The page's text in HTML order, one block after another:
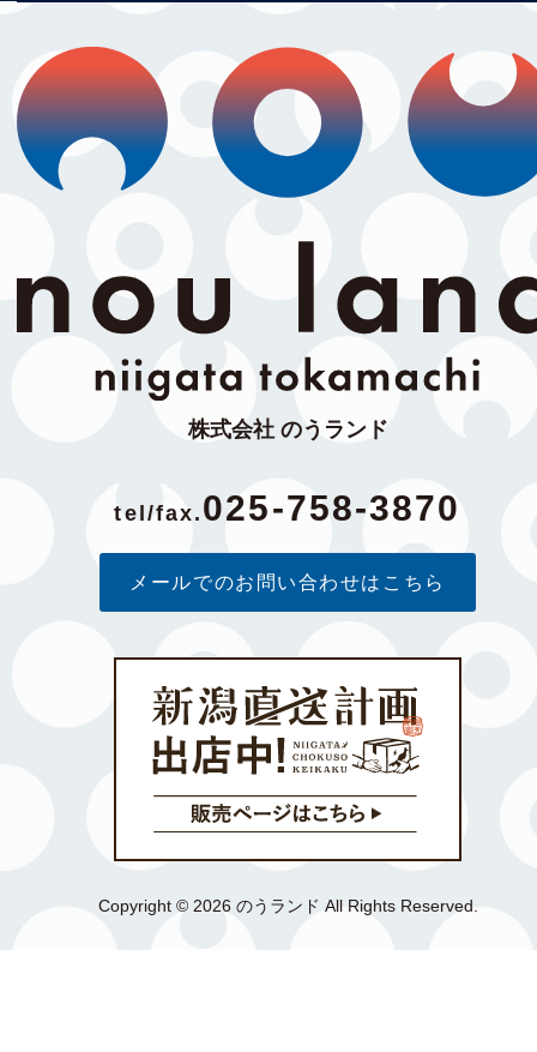
株式会社 のうランド
tel/fax. 025-758-3870
メールでのお問い合わせはこちら
Copyright © 2026 のうランド All Rights Reserved.